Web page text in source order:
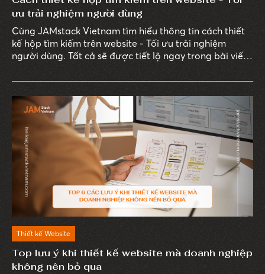
ưu trải nghiệm người dùng
Cùng JAMstack Vietnam tìm hiểu thông tin cách thiết
kế hộp tìm kiếm trên website - Tối ưu trải nghiệm
người dùng. Tất cả sẽ được tiết lộ ngay trong bài viết
Thiết kế Website
Top lưu ý khi thiết kế website mà doanh nghiệp
không nên bỏ qua